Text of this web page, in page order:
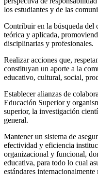
los estudiantes y de las
Contribuir en la búsqueda del
teórica y aplicada,
disciplinarias y profesionales.
Realizar acciones que,
constituyan un aporte a la
educativo, cultural, social,
Establecer alianzas de
Educación Superior y
superior, la investigación
general.
Mantener un sistema de
efectividad y eficiencia
organizacional y funcional,
educativa, para todo lo cual
estándares internacionalmente